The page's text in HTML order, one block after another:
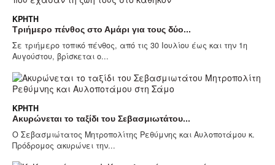
ΚΡΉΤΗ
Τριήμερο πένθος στο Αμάρι για τους δύο...
Σε τριήμερο τοπικό πένθος, από τις 30 Ιουλίου έως και την 1η
Αυγούστου, βρίσκεται ο...
ΚΡΉΤΗ
Ακυρώνεται το ταξίδι του Σεβασμιωτάτου...
Ο Σεβασμιώτατος Μητροπολίτης Ρεθύμνης και Αυλοποτάμου κ.
Πρόδρομος ακυρώνει την...